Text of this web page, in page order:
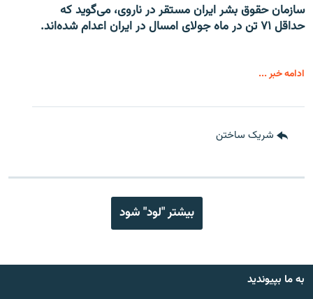
سازمان حقوق بشر ایران مستقر در ناروی، می‌گوید که
حداقل ۷۱ تن در ماه جولای امسال در ایران اعدام شده‌اند.
ادامه خبر ...
شریک ساختن
بیشتر "لود" شود
به ما بپیوندید